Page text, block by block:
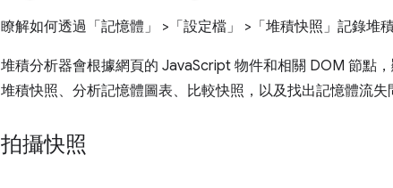
瞭解如何透過「記憶體」 >「設定檔」 >「堆積快照」 記錄堆
堆積分析器會根據網頁的 JavaScript 物件和相關 DOM 節點
堆積快照、分析記憶體圖表、比較快照，以及找出記憶體流失
拍攝快照